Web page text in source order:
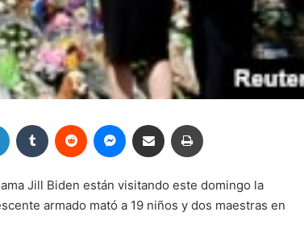
Jill Biden están visitando este domingo la
armado mató a 19 niños y dos maestras en